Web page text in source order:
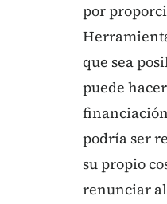
por
que sea
puede
podría ser
su propio
renunciar al